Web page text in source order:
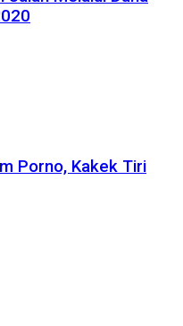
Porno, Kakek Tiri